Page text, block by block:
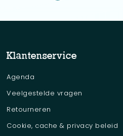
Klantenservice
Agenda
Veelgestelde vragen
Retourneren
Cookie, cache & privacy beleid